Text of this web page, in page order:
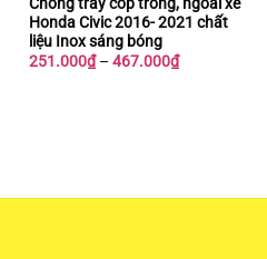
Honda Civic 2016- 2021 chất
liệu Inox sáng bóng
251.000₫ – 467.000₫Khoảng
giá: